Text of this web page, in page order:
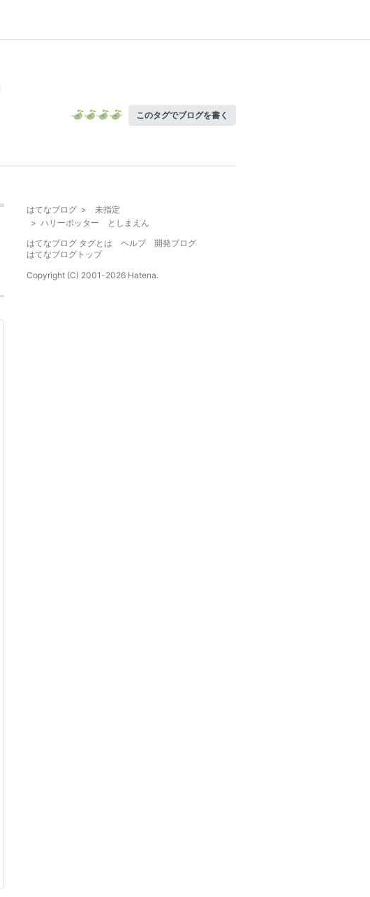
このタグでブログを書く
はてなブログ >
未指定
> ハリーポッター としまえん
はてなブログ タグとは
ヘルプ
開発ブログ
はてなブログトップ
Copyright (C) 2001-2026 Hatena.